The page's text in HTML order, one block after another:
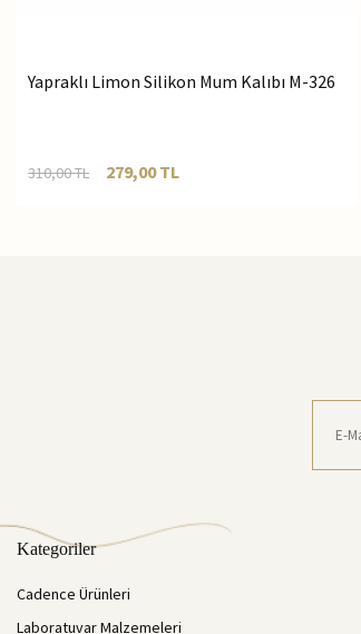
Yapraklı Limon Silikon Mum Kalıbı M-326
310,00TL 279,00TL
Kategoriler
Cadence Ürünleri
Laboratuvar Malzemeleri